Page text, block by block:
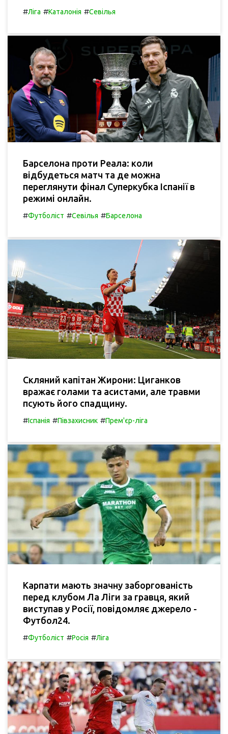
#Ліга #Каталонія #Севілья
Барселона проти Реала: коли
відбудеться матч та де можна
переглянути фінал Суперкубка Іспанії в
режимі онлайн.
#Футболіст #Севілья #Барселона
Скляний капітан Жирони: Циганков
вражає голами та асистами, але травми
псують його спадщину.
#Іспанія #Півзахисник #Прем'єр-ліга
Карпати мають значну заборгованість
перед клубом Ла Ліги за гравця, який
виступав у Росії, повідомляє джерело -
Футбол24.
#Футболіст #Росія #Ліга